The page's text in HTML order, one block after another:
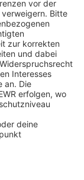
dieser Schutz
hohe Summen
Einordnung
nicht
den Risiken,